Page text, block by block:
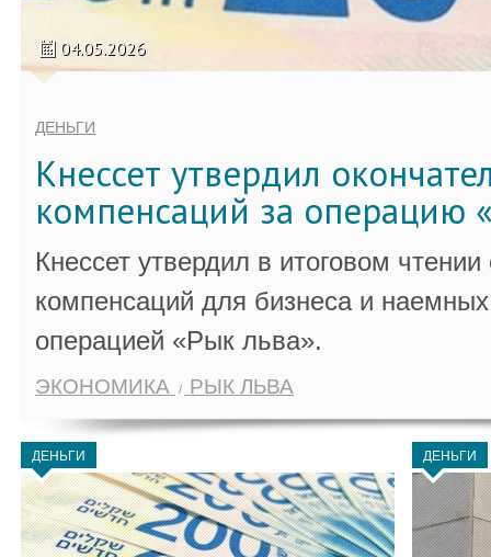
04.05.2026
ДЕНЬГИ
Кнессет утвердил
компенсаций за операцию
Кнессет утвердил в итоговом
компенсаций для бизнеса и
операцией «Рык льва».
ЭКОНОМИКА РЫК ЛЬВА
ДЕНЬГИ ДЕНЬГИ